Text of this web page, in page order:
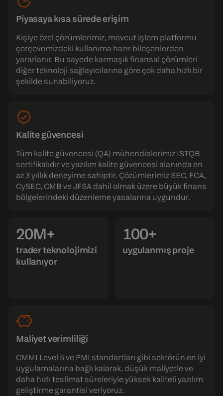
Piyasaya kısa sürede erişim
Kişiye özel çözümlerimiz, mevcut işlem platformu
çerçevemizdeki kullanıma hazır bileşenlerden
yararlanır. Bu sayede karmaşık finansal çözümleri
diğer teknoloji sağlayıcılarına göre çok daha hızlı bir
şekilde sunabiliyoruz.
Kalite güvencesi
Tüm kalite güvencesi (QA) mühendislerimiz ISTQB
sertifikalıdır ve yazılım kalite güvencesi alanında en
az 3 yıllık deneyime sahiptir. Çözümlerimiz SEC, FCA,
CySEC, CMB ve JFSA dahil olmak üzere büyük finans
bölgelerindeki düzenleme yasalarına uygundur.
20M+
trader teknolojimizi
kullanıyor
100+
uygulanmış proje
Maliyet verimliliği
CMMI Level 5 ve PMI standartları gibi sektörün en iyi
uygulamalarına bağlı kalarak, düşük maliyetle ve
daha hızlı teslimat süreleriyle yüksek kaliteli yazılım
geliştirme garantisi veriyoruz.